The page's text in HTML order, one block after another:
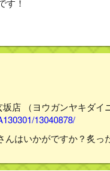
す！
店 （ヨウガンヤキダ
13040878/
んはいかがですか？炙